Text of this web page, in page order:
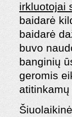
irkluotojai
baidarė
baidarė
buvo
banginių
geromis